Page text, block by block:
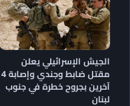
الجيش الإسرائيلي يعلن
مقتل ضابط وجندي وإصابة 4
آخرين بجروح خطرة في جنوب
لبنان